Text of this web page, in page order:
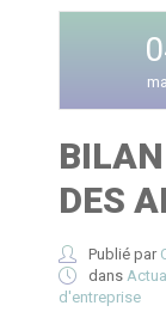
DES
Publié par
dans
d'entreprise